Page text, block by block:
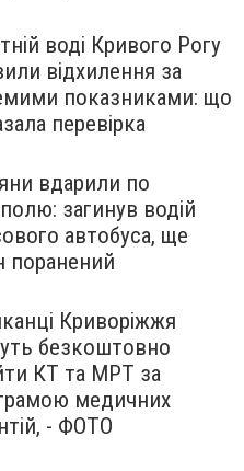
воді Кривого Рогу
відхилення за
показниками: що
перевірка
вдарили по
загинув водій
автобуса, ще
поранений
Криворіжжя
безкоштовно
КТ та МРТ за
медичних
- ФОТО